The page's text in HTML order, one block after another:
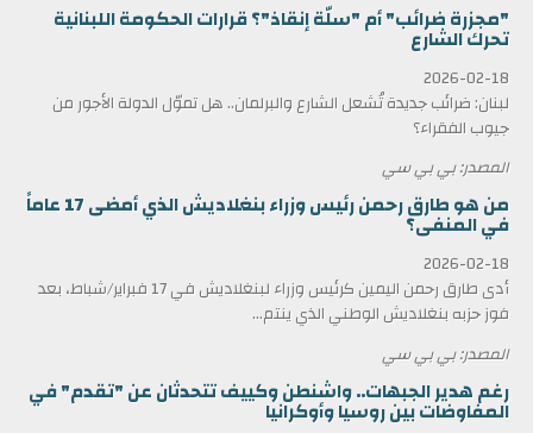
"مجزرة ضرائب" أم "سلّة إنقاذ"؟ قرارات الحكومة اللبنانية
تحرك الشارع
2026-02-18
لبنان: ضرائب جديدة تُشعل الشارع والبرلمان.. هل تموّل الدولة الأجور من
جيوب الفقراء؟
المصدر: بي بي سي
من هو طارق رحمن رئيس وزراء بنغلاديش الذي أمضى 17 عاماً
في المنفى؟
2026-02-18
أدى طارق رحمن اليمين كرئيس وزراء لبنغلاديش في 17 فبراير/شباط، بعد
فوز حزبه بنغلاديش الوطني الذي ينتم...
المصدر: بي بي سي
رغم هدير الجبهات.. واشنطن وكييف تتحدثان عن "تقدم" في
المفاوضات بين روسيا وأوكرانيا